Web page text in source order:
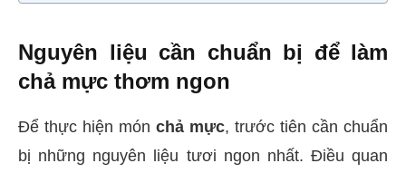
Nguyên liệu cần chuẩn bị để làm
chả mực thơm ngon
Để thực hiện món chả mực, trước tiên cần chuẩn
bị những nguyên liệu tươi ngon nhất. Điều quan